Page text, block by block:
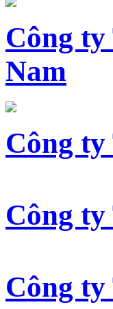
Công
Nam
Công
Công
Công